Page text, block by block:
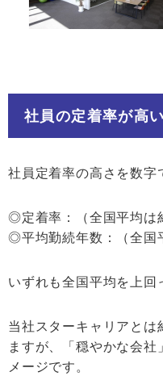
社員の定着率が高
社員定着率の高さを数字
◎定着率：（全国平均は
◎平均勤続年数：（全国
いずれも全国平均を上回
当社スターキャリアとは
ますが、「穏やかな会
メージです。